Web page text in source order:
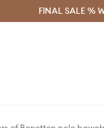
Oszczędzaj z Answear
FINAL SALE %